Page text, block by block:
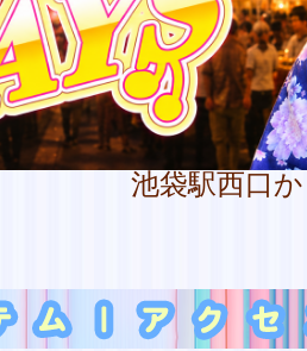
池袋駅西口から徒歩2